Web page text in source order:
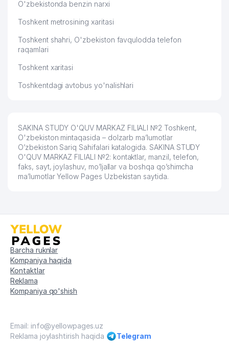
O'zbekistonda benzin narxi
Toshkent metrosining xaritasi
Toshkent shahri, O'zbekiston favqulodda telefon
raqamlari
Toshkent xaritasi
Toshkentdagi avtobus yo'nalishlari
SAKINA STUDY O'QUV MARKAZ FILIALI №2 Toshkent,
O'zbekiston mintaqasida – dolzarb ma’lumotlar
O’zbekiston Sariq Sahifalari katalogida. SAKINA STUDY
O'QUV MARKAZ FILIALI №2: kontaktlar, manzil, telefon,
faks, sayt, joylashuv, mo’ljallar va boshqa qo’shimcha
ma’lumotlar Yellow Pages Uzbekistan saytida.
Barcha ruknlar
Kompaniya haqida
Kontaktlar
Reklama
Kompaniya qo'shish
Email: info@yellowpages.uz
Reklama joylashtirish haqida
Telegram